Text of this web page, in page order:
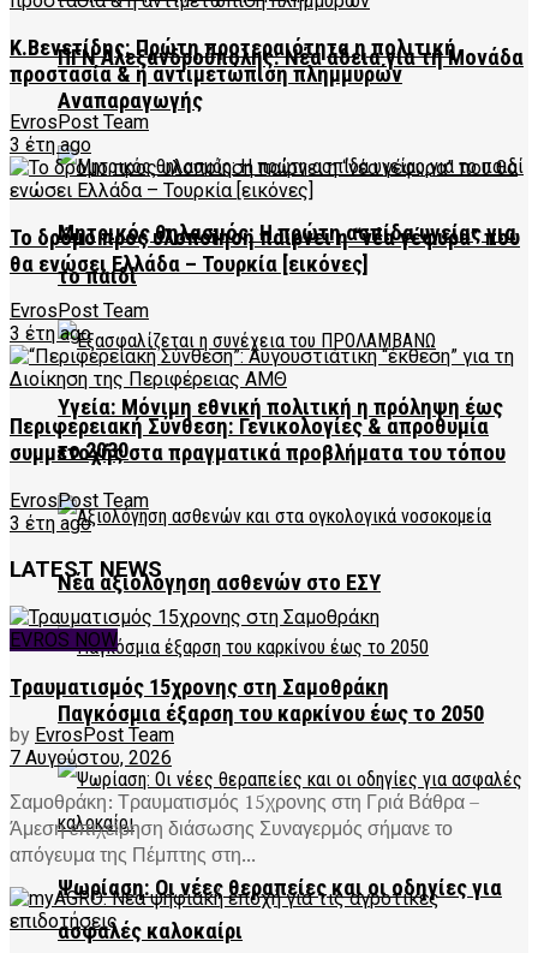
ΠΓΝ Αλεξανδρούπολης: Νέα άδεια για τη Μονάδα
Αναπαραγωγής
Μητρικός θηλασμός: Η πρώτη ασπίδα υγείας για
το παιδί
Υγεία: Μόνιμη εθνική πολιτική η πρόληψη έως
το 2030
Νέα αξιολόγηση ασθενών στο ΕΣΥ
Παγκόσμια έξαρση του καρκίνου έως το 2050
Ψωρίαση: Οι νέες θεραπείες και οι οδηγίες για
ασφαλές καλοκαίρι
Κ.Βενετίδης: Πρώτη προτεραιότητα η πολιτική
προστασία & η αντιμετώπιση πλημμυρών
EvrosPost Team
3 έτη ago
Το δρόμο προς υλοποίηση παίρνει η “νέα γέφυρα” που
θα ενώσει Ελλάδα – Τουρκία [εικόνες]
EvrosPost Team
3 έτη ago
Περιφερειακή Σύνθεση: Γενικολογίες & απροθυμία
συμμετοχής στα πραγματικά προβλήματα του τόπου
EvrosPost Team
3 έτη ago
LATEST NEWS
EVROS NOW
Τραυματισμός 15χρονης στη Σαμοθράκη
by EvrosPost Team
7 Αυγούστου, 2026
Σαμοθράκη: Τραυματισμός 15χρονης στη Γριά Βάθρα –
Άμεση επιχείρηση διάσωσης Συναγερμός σήμανε το
απόγευμα της Πέμπτης στη...